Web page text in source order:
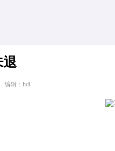
退
编辑：hdl